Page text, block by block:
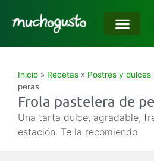
Inicio » Recetas » Postres y dulces
peras
Frola pastelera de
Una tarta dulce, agradable,
estación. Te la recomiendo